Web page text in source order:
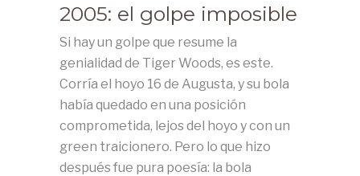
2005: el golpe imposible
Si hay un golpe que resume la
genialidad de Tiger Woods, es este.
Corría el hoyo 16 de Augusta, y su bola
había quedado en una posición
comprometida, lejos del hoyo y con un
green traicionero. Pero lo que hizo
después fue pura poesía: la bola